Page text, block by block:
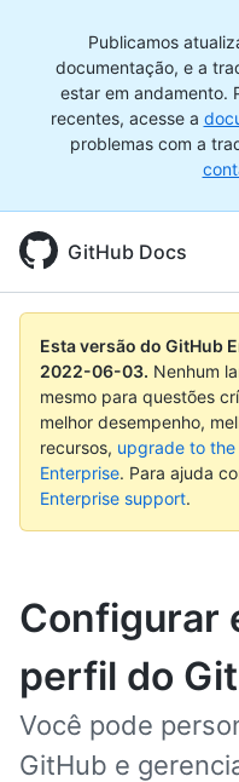
Publicamos
documentação, e a
estar em andamento.
recentes, acesse a
problemas com a
GitHub Docs
Esta versão do GitHub
2022-06-03. Nenhum
mesmo para questões
melhor desempenho,
recursos, upgrade to
Enterprise. Para ajuda
Enterprise support.
Configurar
perfil do
Você pode
GitHub e